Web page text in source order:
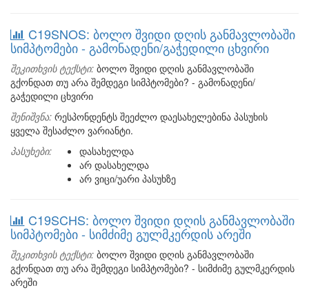
C19SNOS: ბოლო შვიდი დღის განმავლობაში
სიმპტომები - გამონადენი/გაჭედილი ცხვირი
შეკითხვის ტექსტი: ბოლო შვიდი დღის განმავლობაში
გქონდათ თუ არა შემდეგი სიმპტომები? - გამონადენი/
გაჭედილი ცხვირი
შენიშვნა: რესპონდენტს შეეძლო დაესახელებინა პასუხის
ყველა შესაძლო ვარიანტი.
პასუხები:
დასახელდა
არ დასახელდა
არ ვიცი/უარი პასუხზე
C19SCHS: ბოლო შვიდი დღის განმავლობაში
სიმპტომები - სიმძიმე გულმკერდის არეში
შეკითხვის ტექსტი: ბოლო შვიდი დღის განმავლობაში
გქონდათ თუ არა შემდეგი სიმპტომები? - სიმძიმე გულმკერდის
არეში